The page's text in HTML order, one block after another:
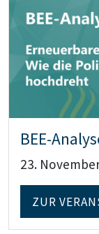
BEE-
23.
ZUR